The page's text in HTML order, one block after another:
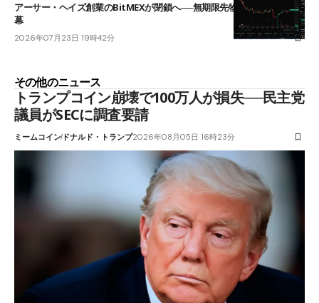
アーサー・ヘイズ創業のBitMEXが閉鎖へ──無期限先物を生んだ11年に
幕
2026年07月23日 19時42分
その他のニュース
トランプコイン崩壊で100万人が損失──民主党
議員がSECに調査要請
ミームコインドナルド・トランプ2026年08月05日 16時23分